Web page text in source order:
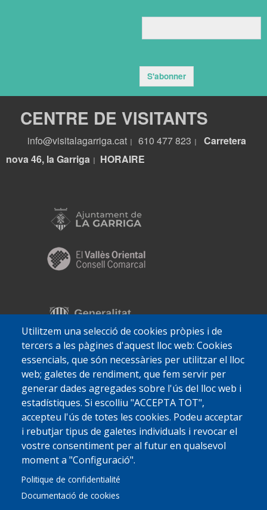
Utilitzem una selecció de cookies pròpies i de
tercers a les pàgines d'aquest lloc web: Cookies
essencials, que són necessàries per utilitzar el lloc
web; galetes de rendiment, que fem servir per
generar dades agregades sobre l'ús del lloc web i
estadístiques. Si escolliu "ACCEPTA TOT",
accepteu l'ús de totes les cookies. Podeu acceptar
i rebutjar tipus de galetes individuals i revocar el
vostre consentiment per al futur en qualsevol
moment a "Configuració".
Politique de confidentialité
Documentació de cookies
S'abonner
CENTRE DE VISITANTS
info@visitalagarriga.cat 610 477 823
Carretera
nova 46, la Garriga
HORAIRE